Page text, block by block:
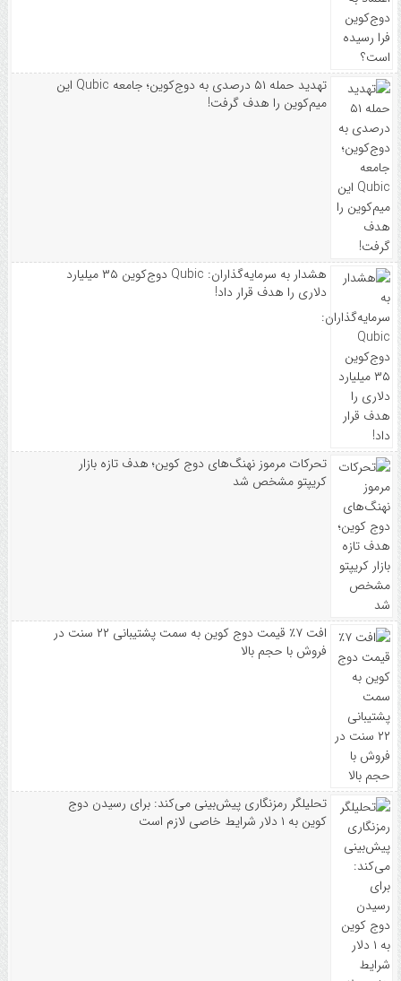
تهدید حمله ۵۱ درصدی به دوج‌کوین؛ جامعه Qubic این
میم‌کوین را هدف گرفت!
هشدار به سرمایه‌گذاران: Qubic دوج‌کوین ۳۵ میلیارد
دلاری را هدف قرار داد!
تحرکات مرموز نهنگ‌های دوج کوین؛ هدف تازه بازار
کریپتو مشخص شد
افت ۷٪ قیمت دوج کوین به سمت پشتیبانی ۲۲ سنت در
فروش با حجم بالا
تحلیلگر رمزنگاری پیش‌بینی می‌کند: برای رسیدن دوج
کوین به ۱ دلار شرایط خاصی لازم است